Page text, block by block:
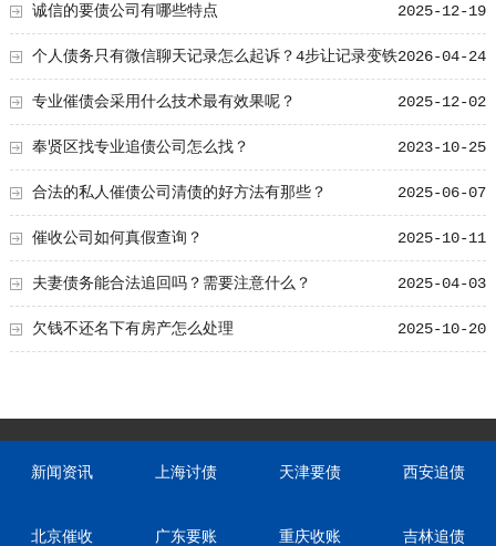
2025-12-19
诚信的要债公司有哪些特点
2026-04-24
个人债务只有微信聊天记录怎么起诉？4步让记录变铁
证 2025-12-02
专业催债会采用什么技术最有效果呢？
2023-10-25
奉贤区找专业追债公司怎么找？
2025-06-07
合法的私人催债公司清债的好方法有那些？
2025-10-11
催收公司如何真假查询？
2025-04-03
夫妻债务能合法追回吗？需要注意什么？
2025-10-20
欠钱不还名下有房产怎么处理
新闻资讯 上海讨债 天津要债 西安追债
北京催收 广东要账 重庆收账 吉林追债